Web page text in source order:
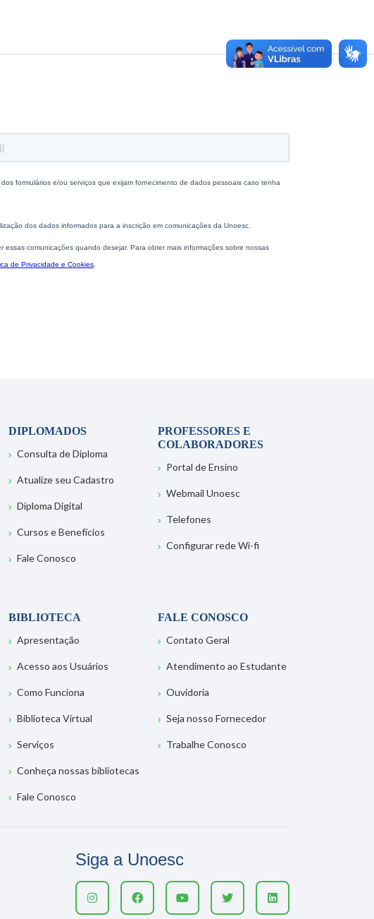
DIPLOMADOS
Consulta de Diploma
Atualize seu Cadastro
Diploma Digital
Cursos e Benefícios
Fale Conosco
PROFESSORES E
COLABORADORES
Portal de Ensino
Webmail Unoesc
Telefones
Configurar rede Wi-fi
BIBLIOTECA
Apresentação
Acesso aos Usuários
Como Funciona
Biblioteca Virtual
Serviços
Conheça nossas bibliotecas
Fale Conosco
FALE CONOSCO
Contato Geral
Atendimento ao Estudante
Ouvidoria
Seja nosso Fornecedor
Trabalhe Conosco
Siga a Unoesc